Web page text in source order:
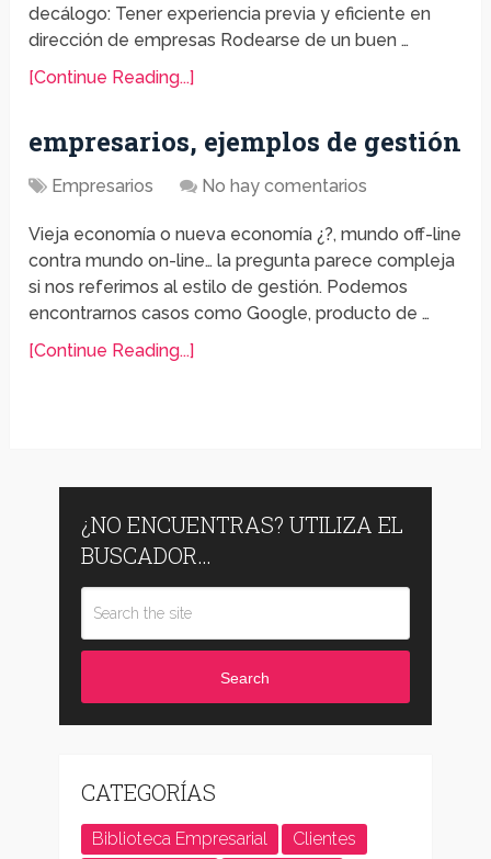
decálogo: Tener experiencia previa y eficiente en
dirección de empresas Rodearse de un buen …
[Continue Reading...]
empresarios, ejemplos de gestión
Empresarios No hay comentarios
Vieja economía o nueva economía ¿?, mundo off-line
contra mundo on-line… la pregunta parece compleja
si nos referimos al estilo de gestión. Podemos
encontrarnos casos como Google, producto de …
[Continue Reading...]
¿NO ENCUENTRAS? UTILIZA EL
BUSCADOR…
Search
CATEGORÍAS
Biblioteca Empresarial
Clientes